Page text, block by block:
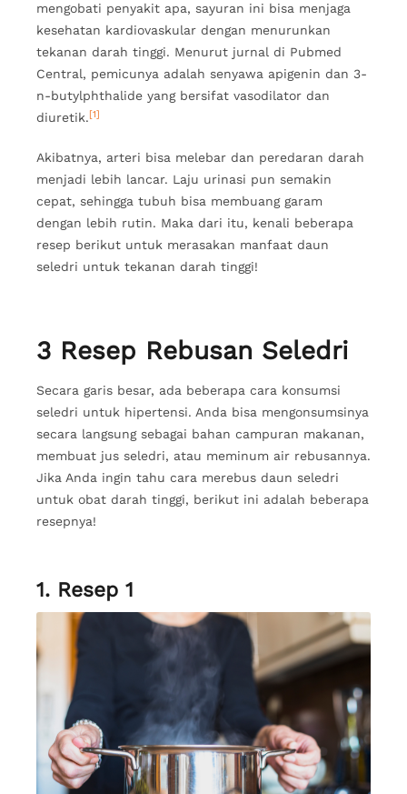
mengobati penyakit apa, sayuran ini bisa menjaga
kesehatan kardiovaskular dengan menurunkan
tekanan darah tinggi. Menurut jurnal di Pubmed
Central, pemicunya adalah senyawa apigenin dan 3-
n-butylphthalide yang bersifat vasodilator dan
diuretik.[1]
Akibatnya, arteri bisa melebar dan peredaran darah
menjadi lebih lancar. Laju urinasi pun semakin
cepat, sehingga tubuh bisa membuang garam
dengan lebih rutin. Maka dari itu, kenali beberapa
resep berikut untuk merasakan manfaat daun
seledri untuk tekanan darah tinggi!
3 Resep Rebusan Seledri
Secara garis besar, ada beberapa cara konsumsi
seledri untuk hipertensi. Anda bisa mengonsumsinya
secara langsung sebagai bahan campuran makanan,
membuat jus seledri, atau meminum air rebusannya.
Jika Anda ingin tahu cara merebus daun seledri
untuk obat darah tinggi, berikut ini adalah beberapa
resepnya!
1. Resep 1